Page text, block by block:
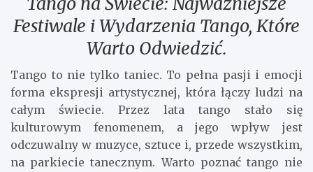
Festiwale i Wydarzenia Tango, Które
Warto Odwiedzić.
Tango to nie tylko taniec. To pełna pasji i emocji
forma ekspresji artystycznej, która łączy ludzi na
całym świecie. Przez lata tango stało się
kulturowym fenomenem, a jego wpływ jest
odczuwalny w muzyce, sztuce i, przede wszystkim,
na parkiecie tanecznym. Warto poznać tango nie